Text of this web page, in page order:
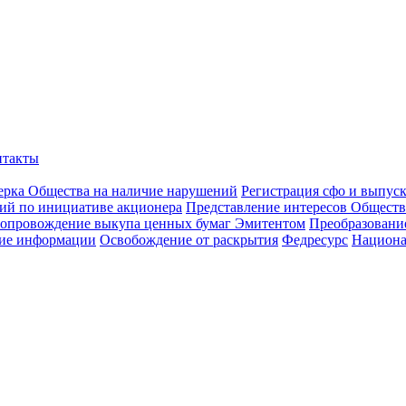
Общества на наличие нарушений Регистрация сфо и
по инициативе акционера Представление интересов
выкупа ценных бумаг Эмитентом
информации Освобождение от раскрытия Федресурс